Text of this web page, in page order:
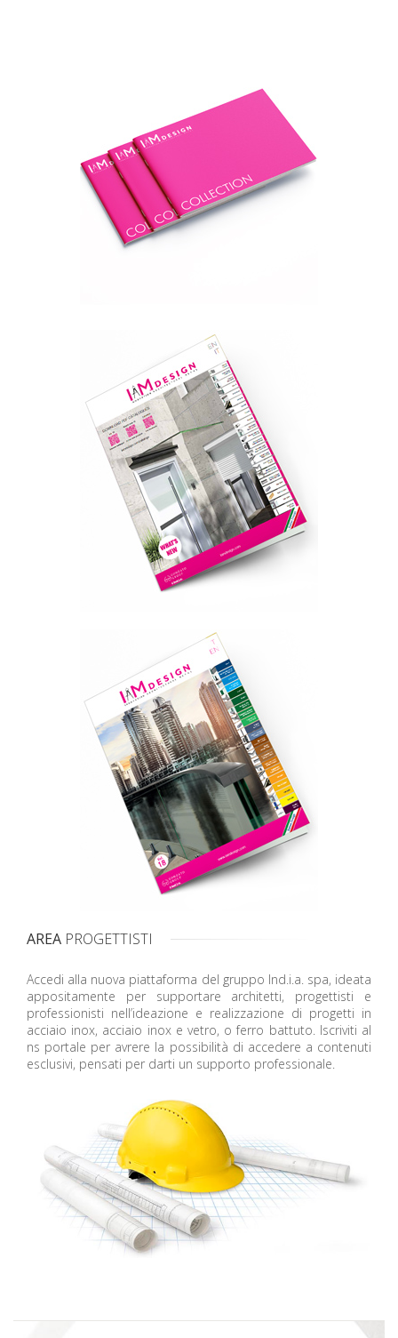
AREA PROGETTISTI
Accedi alla nuova piattaforma del gruppo Ind.i.a. spa, ideata
appositamente per supportare architetti, progettisti e
professionisti nell’ideazione e realizzazione di progetti in
acciaio inox, acciaio inox e vetro, o ferro battuto. Iscriviti al
ns portale per avrere la possibilità di accedere a contenuti
esclusivi, pensati per darti un supporto professionale.